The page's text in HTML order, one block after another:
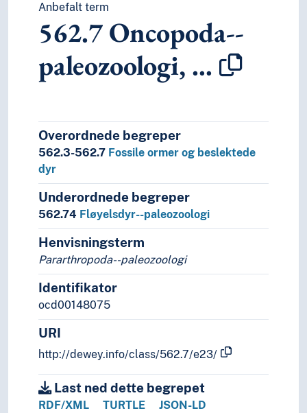
Anbefalt term
562.7Oncopoda--
paleozoologi, …
Overordnede begreper
562.3-562.7 Fossile ormer og beslektede
dyr
Underordnede begreper
562.74 Fløyelsdyr--paleozoologi
Henvisningsterm
Pararthropoda--paleozoologi
Identifikator
ocd00148075
URI
http://dewey.info/class/562.7/e23/
Last ned dette begrepet
RDF/XML TURTLE JSON-LD